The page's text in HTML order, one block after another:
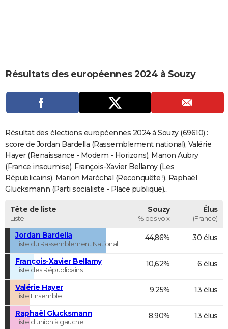
CARTE DE VOEUX
Carte de Noël
Carte Bonne année
Carte Saint-Valentin
Carte Pâques
Carte d'anniversaire
DICTIONNAIRE
Dictionnaire
Biographies
Citations
Expressions
Proverbes
PROGRAMME TV
COPAINS D'AVANT
S'inscrire
Se connecter
Lycées
Collèges
Primaires
Universités
Entreprises
Service militaire
Avis de recherche
AVIS DE DÉCÈS
FORUM
Résultats des européennes 2024 à Souzy
Résultat des élections européennes 2024 à Souzy (69610) :
score de Jordan Bardella (Rassemblement national), Valérie
Hayer (Renaissance - Modem - Horizons), Manon Aubry
(France insoumise), François-Xavier Bellamy (Les
Républicains), Marion Maréchal (Reconquête !), Raphaël
Glucksmann (Parti socialiste - Place publique)...
Tête de liste
Liste
Souzy
% des voix
Élus
(France)
Jordan Bardella
Liste du Rassemblement National
44,86% 30 élus
François-Xavier Bellamy
Liste des Républicains
10,62% 6 élus
Valérie Hayer
Liste Ensemble
9,25% 13 élus
Raphaël Glucksmann
Liste d'union à gauche
8,90% 13 élus